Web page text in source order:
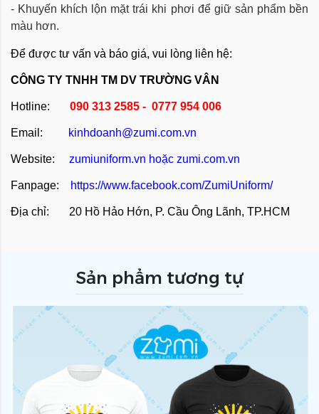
- Khuyến khích lộn mặt trái khi phơi để giữ sản phẩm bền
màu hơn.
Để được tư vấn và báo giá, vui lòng liên hệ:
CÔNG TY TNHH TM DV TRƯỜNG VÂN
Hotline: 090 313 2585 - 0777 954 006
Email: kinhdoanh@zumi.com.vn
Website: zumiuniform.vn hoặc zumi.com.vn
Fanpage: https://www.facebook.com/ZumiUniform/
Địa chỉ: 20 Hồ Hảo Hớn, P. Cầu Ông Lãnh, TP.HCM
Sản phẩm tương tự